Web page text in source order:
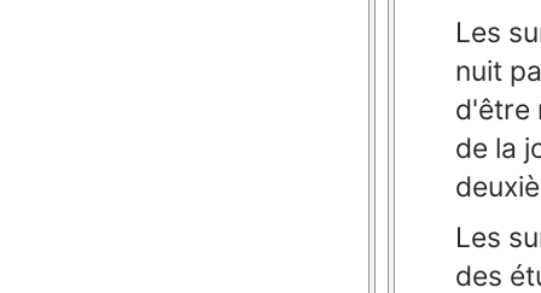
Les
nuit
d'être
de la
Les
des